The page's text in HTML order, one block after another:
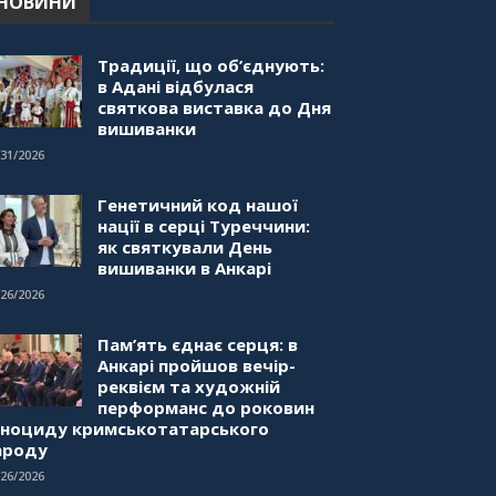
1. Про створення порталу
39:41
Традиції, що об’єднують:
в Адані відбулася
святкова виставка до Дня
вишиванки
2026
Генетичний код нашої
нації в серці Туреччини:
як святкували День
вишиванки в Анкарі
2026
Пам’ять єднає серця: в
Анкарі пройшов вечір-
реквієм та художній
перформанс до роковин
кримськотатарського
2026